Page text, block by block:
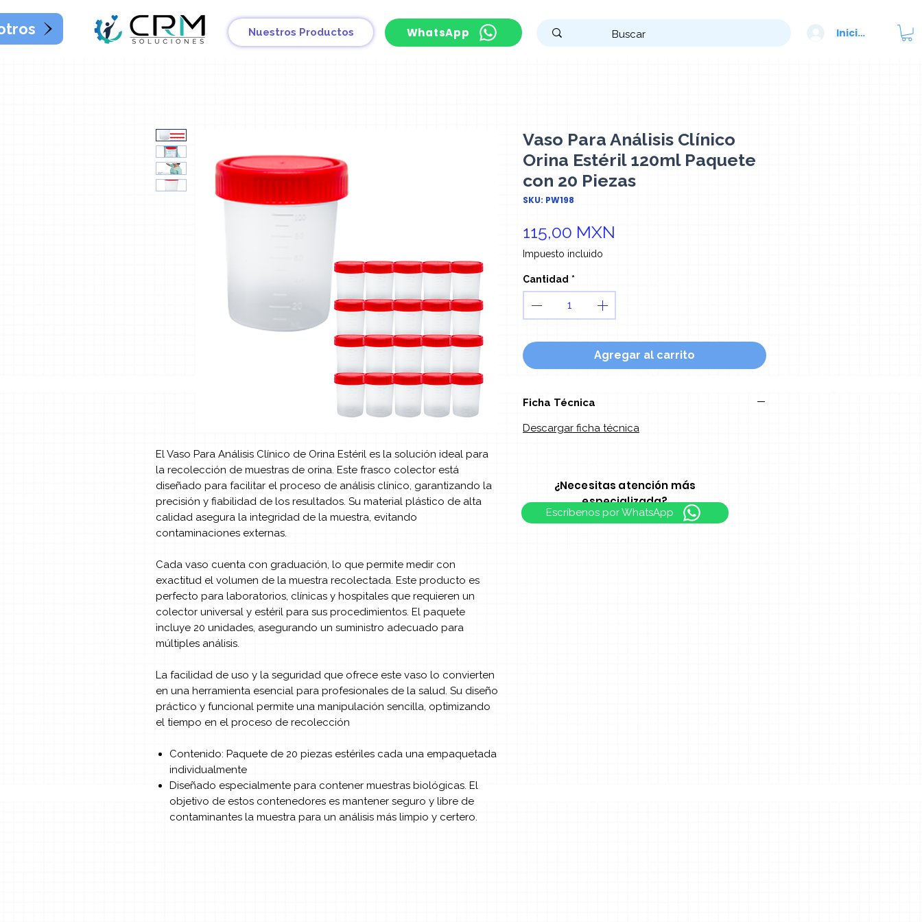
Nuestros Productos WhatsApp Iniciar sesión
El Vaso Para Análisis Clínico de Orina Estéril es la solución ideal para
la recolección de muestras de orina. Este frasco colector está
diseñado para facilitar el proceso de análisis clínico, garantizando la
precisión y fiabilidad de los resultados. Su material plástico de alta
calidad asegura la integridad de la muestra, evitando
contaminaciones externas.
Cada vaso cuenta con graduación, lo que permite medir con
exactitud el volumen de la muestra recolectada. Este producto es
perfecto para laboratorios, clínicas y hospitales que requieren un
colector universal y estéril para sus procedimientos. El paquete
incluye 20 unidades, asegurando un suministro adecuado para
múltiples análisis.
La facilidad de uso y la seguridad que ofrece este vaso lo convierten
en una herramienta esencial para profesionales de la salud. Su diseño
práctico y funcional permite una manipulación sencilla, optimizando
el tiempo en el proceso de recolección
Contenido: Paquete de 20 piezas estériles cada una empaquetada
individualmente
Diseñado especialmente para contener muestras biológicas. El
objetivo de estos contenedores es mantener seguro y libre de
contaminantes la muestra para un análisis más limpio y certero.
Vaso Para Análisis Clínico
Orina Estéril 120ml Paquete
con 20 Piezas
SKU: PW198
115,00 MXN
Impuesto incluido
Cantidad *
Agregar al carrito
Ficha Técnica
Descargar ficha técnica
¿Necesitas atención más
especializada?
Escríbenos por WhatsApp